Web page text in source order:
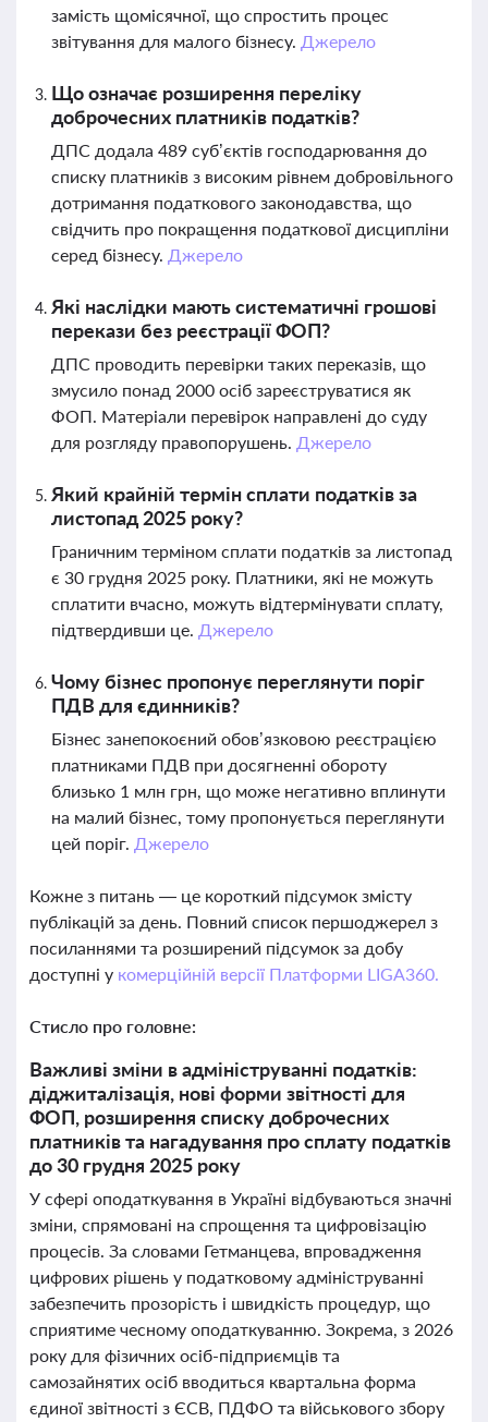
замість щомісячної, що спростить процес
звітування для малого бізнесу. Джерело
Що означає розширення переліку
доброчесних платників податків?
ДПС додала 489 суб’єктів господарювання до
списку платників з високим рівнем добровільного
дотримання податкового законодавства, що
свідчить про покращення податкової дисципліни
серед бізнесу. Джерело
Які наслідки мають систематичні грошові
перекази без реєстрації ФОП?
ДПС проводить перевірки таких переказів, що
змусило понад 2000 осіб зареєструватися як
ФОП. Матеріали перевірок направлені до суду
для розгляду правопорушень. Джерело
Який крайній термін сплати податків за
листопад 2025 року?
Граничним терміном сплати податків за листопад
є 30 грудня 2025 року. Платники, які не можуть
сплатити вчасно, можуть відтермінувати сплату,
підтвердивши це. Джерело
Чому бізнес пропонує переглянути поріг
ПДВ для єдинників?
Бізнес занепокоєний обов’язковою реєстрацією
платниками ПДВ при досягненні обороту
близько 1 млн грн, що може негативно вплинути
на малий бізнес, тому пропонується переглянути
цей поріг. Джерело
Кожне з питань — це короткий підсумок змісту
публікацій за день. Повний список першоджерел з
посиланнями та розширений підсумок за добу
доступні у комерційній версії Платформи LIGA360.
Стисло про головне:
Важливі зміни в адмініструванні податків:
діджиталізація, нові форми звітності для
ФОП, розширення списку доброчесних
платників та нагадування про сплату податків
до 30 грудня 2025 року
У сфері оподаткування в Україні відбуваються значні
зміни, спрямовані на спрощення та цифровізацію
процесів. За словами Гетманцева, впровадження
цифрових рішень у податковому адмініструванні
забезпечить прозорість і швидкість процедур, що
сприятиме чесному оподаткуванню. Зокрема, з 2026
року для фізичних осіб-підприємців та
самозайнятих осіб вводиться квартальна форма
єдиної звітності з ЄСВ, ПДФО та військового збору